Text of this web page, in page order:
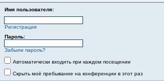
Имя пользователя:
Регистрация
Пароль:
Забыли пароль?
Автоматически входить при каждом посещении
Скрыть моё пребывание на конференции в этот раз